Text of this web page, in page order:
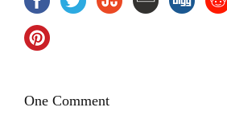
One Comment